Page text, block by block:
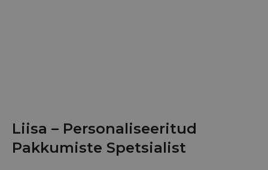
Liisa – Personaliseeritud
Pakkumiste Spetsialist